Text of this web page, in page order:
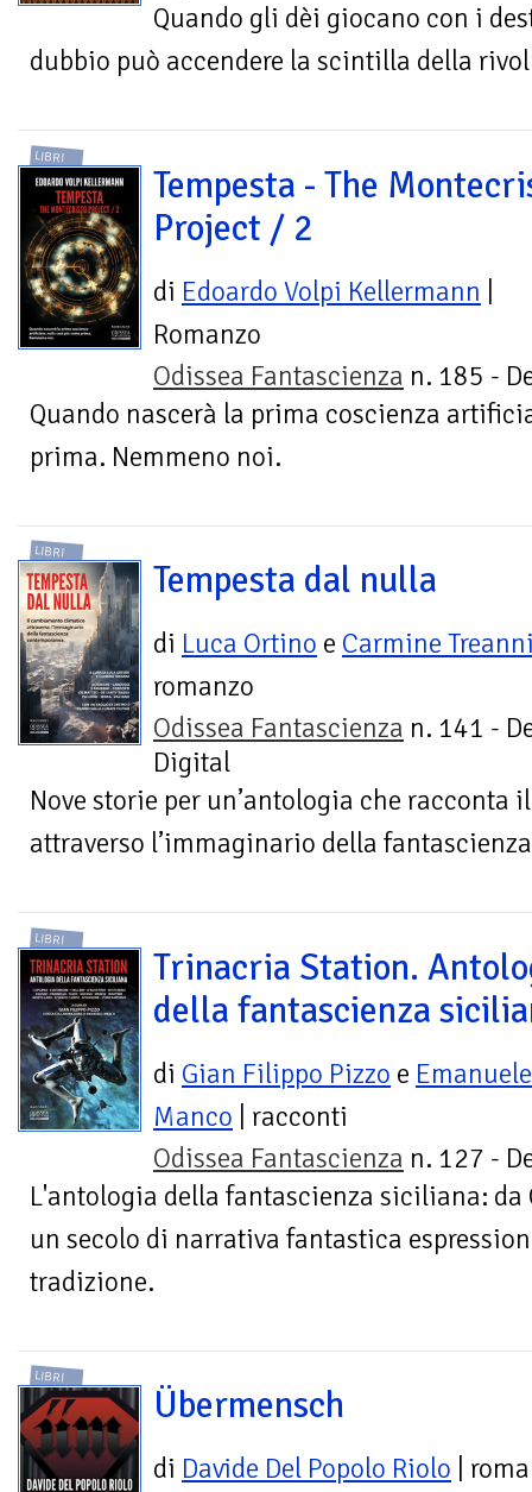
Quando gli dèi giocano con i
dubbio può accendere la scintilla della
LIBRI
Tempesta - The
Project / 2
di Edoardo Volpi Kellermann
Romanzo
Odissea Fantascienza n. 185 -
Quando nascerà la prima coscienza
prima. Nemmeno noi.
LIBRI
Tempesta dal nulla
di Luca Ortino e Carmine
romanzo
Odissea Fantascienza n. 141 -
Digital
Nove storie per un’antologia che
attraverso l’immaginario della
LIBRI
Trinacria Station.
della fantascienza
di Gian Filippo Pizzo e Emanuele
Manco | racconti
Odissea Fantascienza n. 127 -
L'antologia della fantascienza siciliana:
un secolo di narrativa fantastica
tradizione.
LIBRI
Übermensch
di Davide Del Popolo Riolo |